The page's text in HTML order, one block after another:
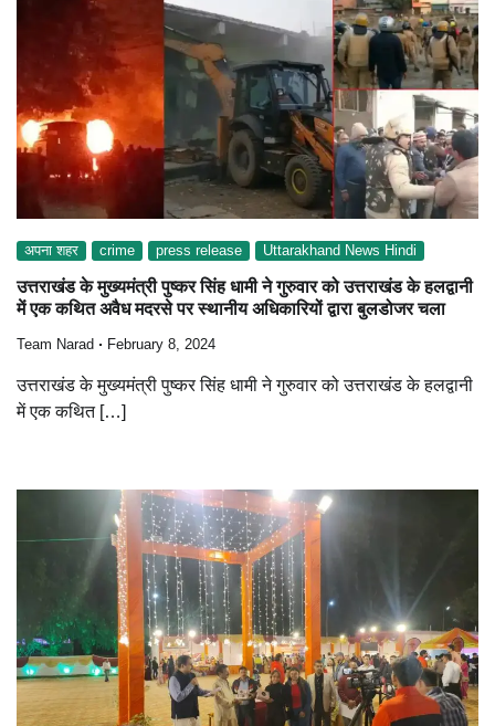
अपना शहर crime press release Uttarakhand News Hindi
उत्तराखंड के मुख्यमंत्री पुष्कर सिंह धामी ने गुरुवार को उत्तराखंड के हलद्वानी
में एक कथित अवैध मदरसे पर स्थानीय अधिकारियों द्वारा बुलडोजर चला
Team Narad February 8, 2024
उत्तराखंड के मुख्यमंत्री पुष्कर सिंह धामी ने गुरुवार को उत्तराखंड के हलद्वानी
में एक कथित […]